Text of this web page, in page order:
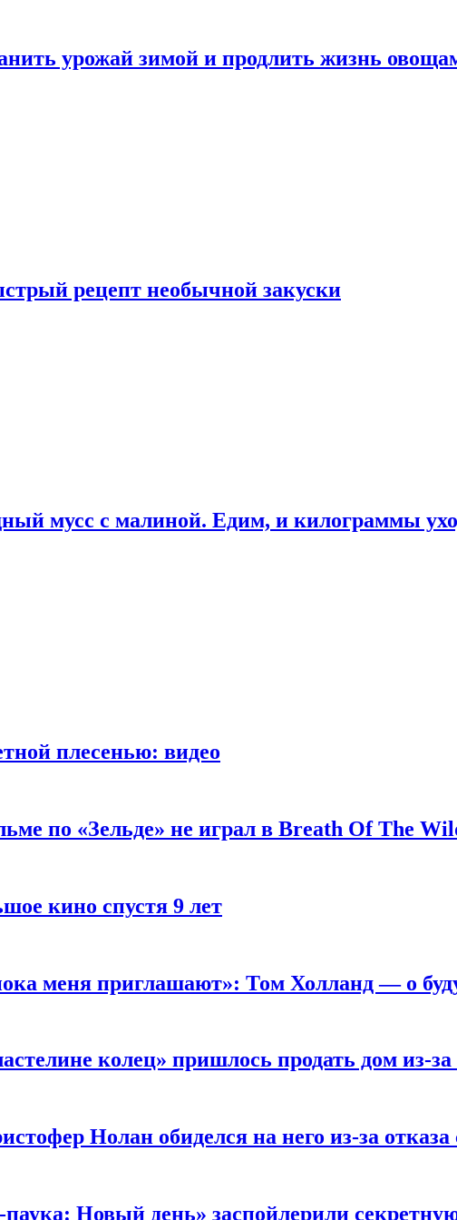
урожай зимой и продлить жизнь
рецепт необычной закуски
мусс с малиной. Едим, и килограммы
плесенью: видео
по «Зельде» не играл в Breath Of The
кино спустя 9 лет
меня приглашают»: Том Холланд — о
колец» пришлось продать дом из-за
Нолан обиделся на него из-за
Новый день» заспойлерили